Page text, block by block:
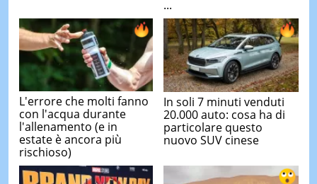
...
L'errore che molti fanno
con l'acqua durante
l'allenamento (e in
estate è ancora più
rischioso)
In soli 7 minuti venduti
20.000 auto: cosa ha di
particolare questo
nuovo SUV cinese